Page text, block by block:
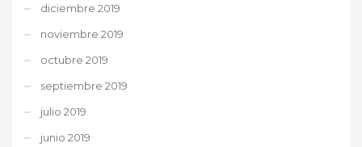
diciembre 2019
noviembre 2019
octubre 2019
septiembre 2019
julio 2019
junio 2019